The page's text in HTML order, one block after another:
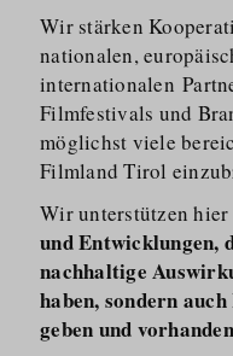
Wir stärken
nationalen,
internationalen
Filmfestivals und
möglichst viele
Filmland Tirol
Wir unterstützen
und Entwicklungen,
nachhaltige
haben, sondern
geben und